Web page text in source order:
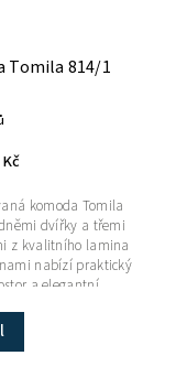
Tomila 814/1
komoda Tomila
dvířky a třemi
z kvalitního lamina
nabízí praktický
a elegantní